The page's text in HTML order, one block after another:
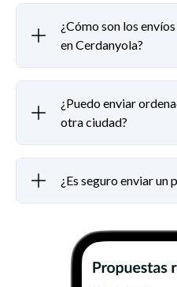
¿Cómo son los
en Cerdanyola?
¿Puedo enviar
otra ciudad?
¿Es seguro enviar un